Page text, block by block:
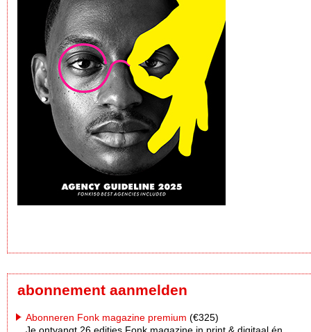
abonnement aanmelden
Abonneren Fonk magazine premium (€325)